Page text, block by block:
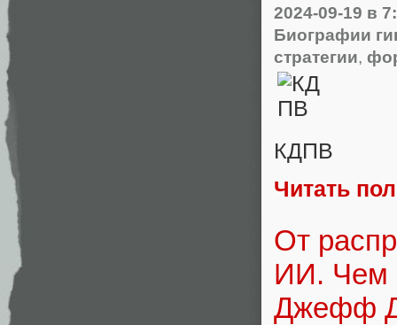
2024-09-19 в
Биографии
стратегии,
КДПВ
Читать
От
ИИ. Чем
Джефф